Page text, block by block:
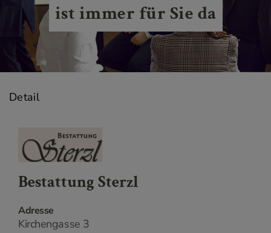
ist immer für Sie da
Detail
Bestattung Sterzl
Adresse
Kirchengasse 3